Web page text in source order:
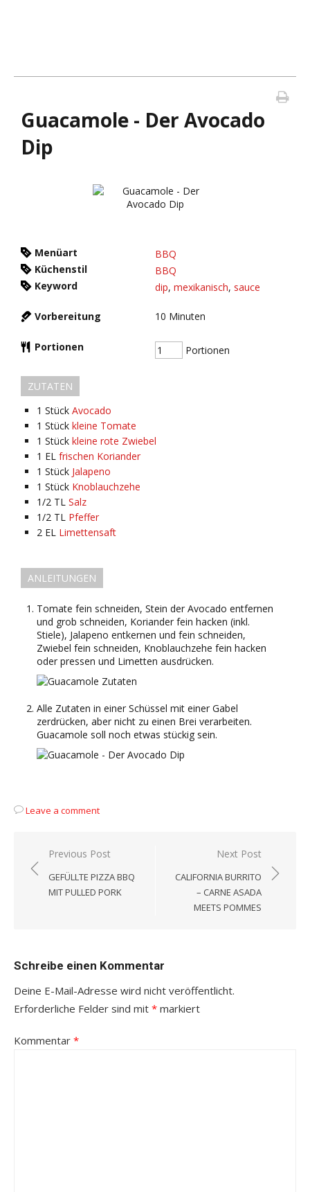
Guacamole - Der Avocado
Dip
Menüart
BBQ
Küchenstil
BBQ
Keyword
dip, mexikanisch, sauce
Vorbereitung 10 Minuten
Portionen Portionen
ZUTATEN
1 Stück Avocado
1 Stück kleine Tomate
1 Stück kleine rote Zwiebel
1 EL frischen Koriander
1 Stück Jalapeno
1 Stück Knoblauchzehe
1/2 TL Salz
1/2 TL Pfeffer
2 EL Limettensaft
ANLEITUNGEN
Tomate fein schneiden, Stein der Avocado entfernen
und grob schneiden, Koriander fein hacken (inkl.
Stiele), Jalapeno entkernen und fein schneiden,
Zwiebel fein schneiden, Knoblauchzehe fein hacken
oder pressen und Limetten ausdrücken.
Alle Zutaten in einer Schüssel mit einer Gabel
zerdrücken, aber nicht zu einen Brei verarbeiten.
Guacamole soll noch etwas stückig sein.
Leave a comment
Beitragsnavigation
Previous Post
GEFÜLLTE PIZZA BBQ
MIT PULLED PORK
Next Post
CALIFORNIA BURRITO
– CARNE ASADA
MEETS POMMES
Schreibe einen Kommentar
Deine E-Mail-Adresse wird nicht veröffentlicht.
Erforderliche Felder sind mit * markiert
Kommentar *